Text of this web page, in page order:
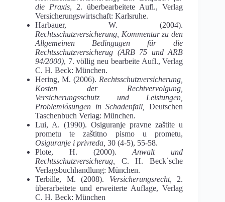
die Praxis, 2. überbearbeitete Aufl., Verlag
Versicherungswirtschaft: Karlsruhe.
Harbauer, W. (2004).
Rechtsschutzversicherung, Kommentar zu den
Allgemeinen Bedingugen für die
Rechtsschutzversicherug (ARB 75 und ARB
94/2000), 7. völlig neu bearbeite Aufl., Verlag
C. H. Beck: München.
Hering, M. (2006). Rechtsschutzversicherung,
Kosten der Rechtvervolgung,
Versicherungsschutz und Leistungen,
Problemlösungen in Schadenfall,
Deutschen
Taschenbuch Verlag: München.
Lui, A. (1990). Osiguranje pravne zaštite u
prometu te zaštitno pismo u prometu,
Osiguranje i privreda, 30 (4-5), 55-58.
Plote, H. (2000).Anwalt und
Rechtsschutzversicherug,
C. H. Beck`sche
Verlagsbuchhandlung: München.
Terbille, M. (2008). Versicherungsrecht,
2.
überarbeitete und erweiterte Auflage, Verlag
C. H. Beck: München